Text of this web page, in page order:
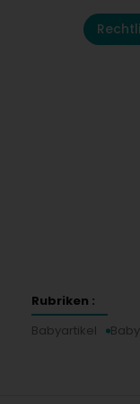
Rubriken :
Babyartikel